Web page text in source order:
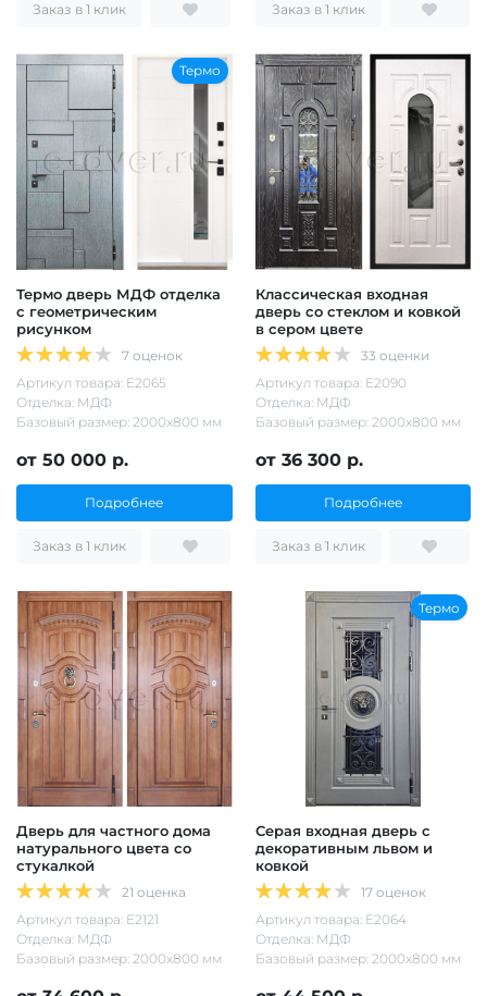
Заказ в 1 клик Заказ в 1 клик
Термо
Термо дверь МДФ отделка
с геометрическим
рисунком
7 оценок
Артикул товара: Е2065
Отделка: МДФ
Базовый размер: 2000х800 мм
от 50 000 р.
Подробнее
Заказ в 1 клик
Классическая входная
дверь со стеклом и ковкой
в сером цвете
33 оценки
Артикул товара: Е2090
Отделка: МДФ
Базовый размер: 2000х800 мм
от 36 300 р.
Подробнее
Заказ в 1 клик
Дверь для частного дома
натурального цвета со
стукалкой
21 оценка
Артикул товара: Е2121
Отделка: МДФ
Базовый размер: 2000х800 мм
Термо
Серая входная дверь с
декоративным львом и
ковкой
17 оценок
Артикул товара: Е2064
Отделка: МДФ
Базовый размер: 2000х800 мм